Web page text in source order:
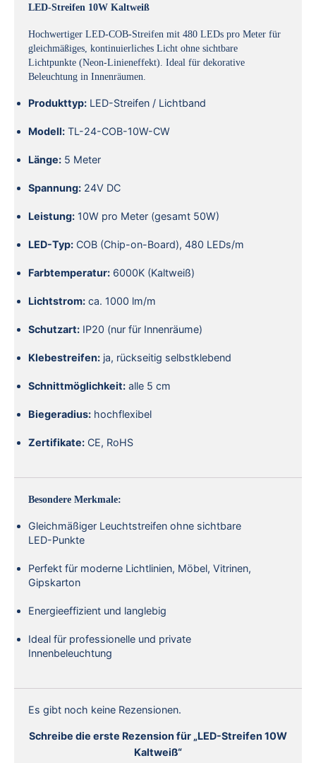
LED-Streifen 10W Kaltweiß
Hochwertiger LED-COB-Streifen mit 480 LEDs pro Meter für
gleichmäßiges, kontinuierliches Licht ohne sichtbare
Lichtpunkte (Neon-Linieneffekt). Ideal für dekorative
Beleuchtung in Innenräumen.
Produkttyp: LED-Streifen / Lichtband
Modell: TL-24-COB-10W-CW
Länge: 5 Meter
Spannung: 24V DC
Leistung: 10W pro Meter (gesamt 50W)
LED-Typ: COB (Chip-on-Board), 480 LEDs/m
Farbtemperatur: 6000K (Kaltweiß)
Lichtstrom: ca. 1000 lm/m
Schutzart: IP20 (nur für Innenräume)
Klebestreifen: ja, rückseitig selbstklebend
Schnittmöglichkeit: alle 5 cm
Biegeradius: hochflexibel
Zertifikate: CE, RoHS
Besondere Merkmale:
Gleichmäßiger Leuchtstreifen ohne sichtbare
LED-Punkte
Perfekt für moderne Lichtlinien, Möbel, Vitrinen,
Gipskarton
Energieeffizient und langlebig
Ideal für professionelle und private
Innenbeleuchtung
Es gibt noch keine Rezensionen.
Schreibe die erste Rezension für „LED-Streifen 10W
Kaltweiß“